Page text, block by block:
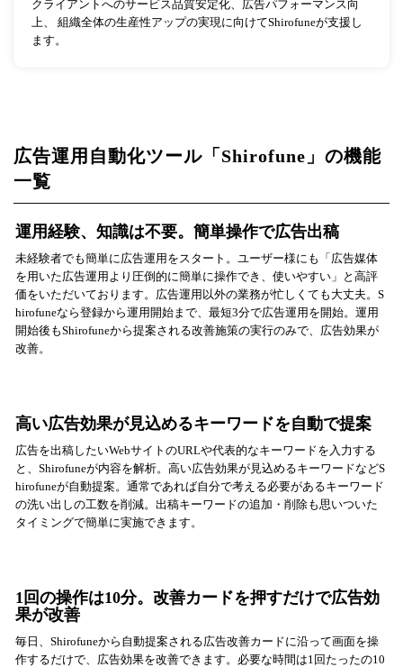
クライアントへのサービス品質安定化、広告パフォーマンス向
上、 組織全体の生産性アップの実現に向けてShirofuneが支援し
ます。
広告運用自動化ツール「Shirofune」の機能
一覧
運用経験、知識は不要。簡単操作で広告出稿
未経験者でも簡単に広告運用をスタート。ユーザー様にも「広告媒体
を用いた広告運用より圧倒的に簡単に操作でき、使いやすい」と高評
価をいただいております。広告運用以外の業務が忙しくても大丈夫。S
hirofuneなら登録から運用開始まで、最短3分で広告運用を開始。運用
開始後もShirofuneから提案される改善施策の実行のみで、広告効果が
改善。
高い広告効果が見込めるキーワードを自動で提案
広告を出稿したいWebサイトのURLや代表的なキーワードを入力する
と、Shirofuneが内容を解析。高い広告効果が見込めるキーワードなどS
hirofuneが自動提案。通常であれば自分で考える必要があるキーワード
の洗い出しの工数を削減。出稿キーワードの追加・削除も思いついた
タイミングで簡単に実施できます。
1回の操作は10分。改善カードを押すだけで広告効
果が改善
毎日、Shirofuneから自動提案される広告改善カードに沿って画面を操
作するだけで、広告効果を改善できます。必要な時間は1回たったの10